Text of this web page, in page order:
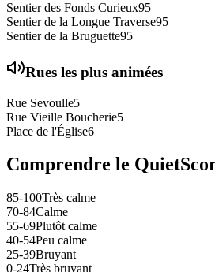
Sentier des Fonds Curieux95
Sentier de la Longue Traverse95
Sentier de la Bruguette95
Rues les plus animées
Rue Sevoulle5
Rue Vieille Boucherie5
Place de l'Église6
Comprendre le
85-100Très calme
70-84Calme
55-69Plutôt calme
40-54Peu calme
25-39Bruyant
0-24Très bruyant